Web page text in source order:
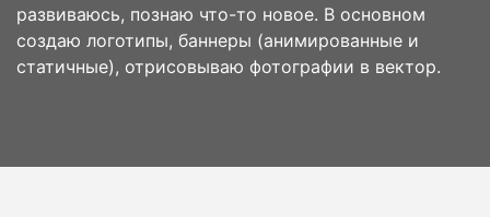
развиваюсь, познаю что-то новое. В основном
создаю логотипы, баннеры (анимированные и
статичные), отрисовываю фотографии в вектор.